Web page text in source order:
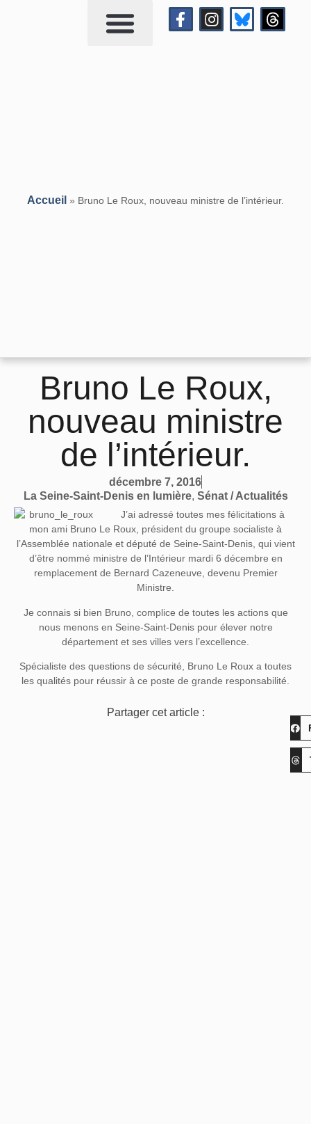
Accueil » Bruno Le Roux, nouveau ministre de l’intérieur.
Bruno Le Roux,
nouveau ministre
de l’intérieur.
décembre 7, 2016
La Seine-Saint-Denis en lumière, Sénat / Actualités
J’ai adressé toutes mes félicitations à
mon ami Bruno Le Roux, président du groupe socialiste à
l’Assemblée nationale et député de Seine-Saint-Denis, qui vient
d’être nommé ministre de l’Intérieur mardi 6 décembre en
remplacement de Bernard Cazeneuve, devenu Premier
Ministre.
Je connais si bien Bruno, complice de toutes les actions que
nous menons en Seine-Saint-Denis pour élever notre
département et ses villes vers l’excellence.
Spécialiste des questions de sécurité, Bruno Le Roux a toutes
les qualités pour réussir à ce poste de grande responsabilité.
Partager cet article :